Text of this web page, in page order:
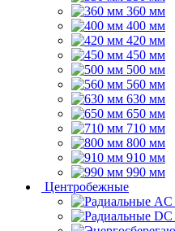
360 мм
400 мм
420 мм
450 мм
500 мм
560 мм
630 мм
650 мм
710 мм
800 мм
910 мм
990 мм
Центробежные